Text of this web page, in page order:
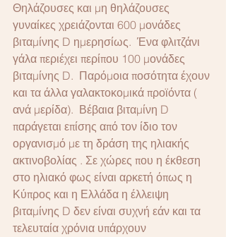
Θηλάζουσες και μη θηλάζουσες
γυναίκες χρειάζονται 600 μονάδες
βιταμίνης D ημερησίως.  Ένα φλιτζάνι
γάλα περιέχει περίπου 100 μονάδες
βιταμίνης D.  Παρόμοια ποσότητα έχουν
και τα άλλα γαλακτοκομικά προϊόντα (
ανά μερίδα).  Βέβαια βιταμίνη D
παράγεται επίσης από τον ίδιο τον
οργανισμό με τη δράση της ηλιακής
ακτινοβολίας . Σε χώρες που η έκθεση
στο ηλιακό φως είναι αρκετή όπως η
Κύπρος και η Ελλάδα η έλλειψη
βιταμίνης D δεν είναι συχνή εάν και τα
τελευταία χρόνια υπάρχουν